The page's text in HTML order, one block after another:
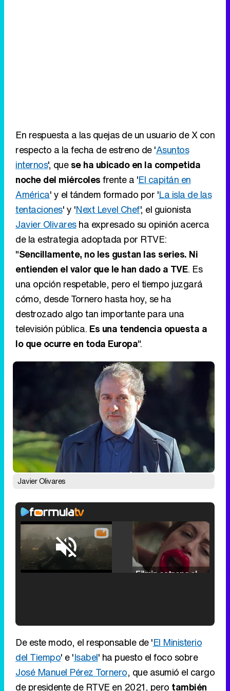
En respuesta a las quejas de un usuario de X con
respecto a la fecha de estreno de 'Asuntos
internos', quese ha ubicado en la competida
noche del miércolesfrente a 'El capitán en
América' y el tándem formado por 'La isla de las
tentaciones' y 'Next Level Chef', el guionista
Javier Olivaresha expresado su opinión acerca
de la estrategia adoptada por RTVE:
"Sencillamente, no les gustan las series. Ni
entienden el valor que le han dado a TVE. Es
una opción respetable, pero el tiempo juzgará
cómo, desde Tornero hasta hoy, se ha
destrozado algo tan importante para una
televisión pública. Es una tendencia opuesta a
lo que ocurre en toda Europa".
Javier Olivares
/
Loaded:
29.30%
De este modo, el responsable de 'El Ministerio
del Tiempo' e 'Isabel' ha puesto el foco sobre
José Manuel Pérez Tornero, que asumió el cargo
de presidente de RTVE en 2021, pero también